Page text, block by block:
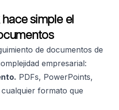
simple el
de documentos de
empresarial:
PDFs, PowerPoints,
formato que